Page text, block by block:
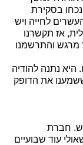
בסקירת
לחייה ויש
אז תקשרנו
מרגש והתרשמנו
היא נתנה להודיה
את הדופק
חברת
עוד שבועיים